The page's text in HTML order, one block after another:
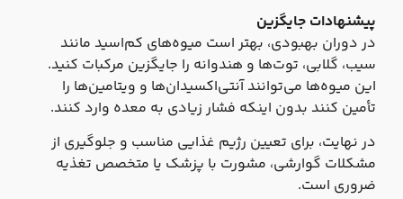
پیشنهادات جایگزین
در دوران بهبودی، بهتر است میوه‌های کم‌اسید مانند
سیب، گلابی، توت‌ها و هندوانه را جایگزین مرکبات کنید.
این میوه‌ها می‌توانند آنتی‌اکسیدان‌ها و ویتامین‌ها را
تأمین کنند بدون اینکه فشار زیادی به معده وارد کنند.
در نهایت، برای تعیین رژیم غذایی مناسب و جلوگیری از
مشکلات گوارشی، مشورت با پزشک یا متخصص تغذیه
ضروری است.